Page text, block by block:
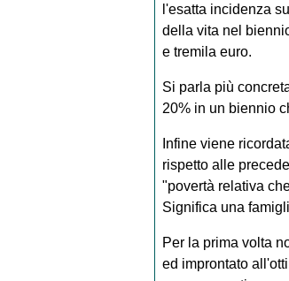
l'esatta incidenza
della vita nel
e tremila euro.
Si parla più
20% in un biennio
Infine viene
rispetto alle
"povertà relativa
Significa una
Per la prima volta
ed improntato